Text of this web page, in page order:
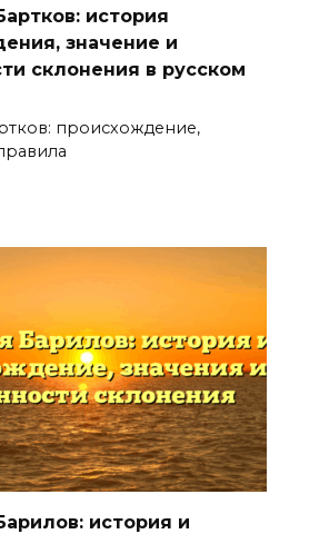
история
значение и
склонения в русском
происхождение,
история и